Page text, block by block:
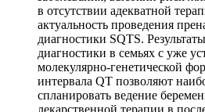
в отсутствии адекватной
актуальность проведения
диагностики SQTS.
диагностики в семьях с уже
молекулярно-генетической
интервала QT позволяют
спланировать ведение